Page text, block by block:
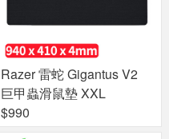
Razer 雷蛇 Gigantus V2
巨甲蟲滑鼠墊 XXL
$990